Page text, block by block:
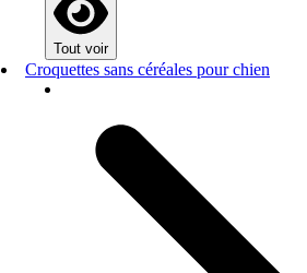
Tout voir
Croquettes sans céréales pour chien